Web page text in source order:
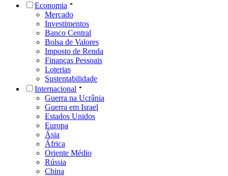
Economia
Mercado
Investimentos
Banco Central
Bolsa de Valores
Imposto de Renda
Finanças Pessoais
Loterias
Sustentabilidade
Internacional
Guerra na Ucrânia
Guerra em Israel
Estados Unidos
Europa
Ásia
África
Oriente Médio
Rússia
China